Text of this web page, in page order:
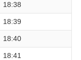
18:38
18:39
18:40
18:41